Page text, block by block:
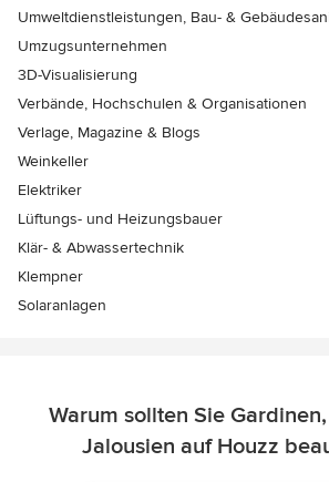
Umweltdienstleistungen, Bau- &
Umzugsunternehmen
3D-Visualisierung
Verbände, Hochschulen & Organisationen
Verlage, Magazine & Blogs
Weinkeller
Elektriker
Lüftungs- und Heizungsbauer
Klär- & Abwassertechnik
Klempner
Solaranlagen
Warum sollten Sie
Jalousien auf Houzz